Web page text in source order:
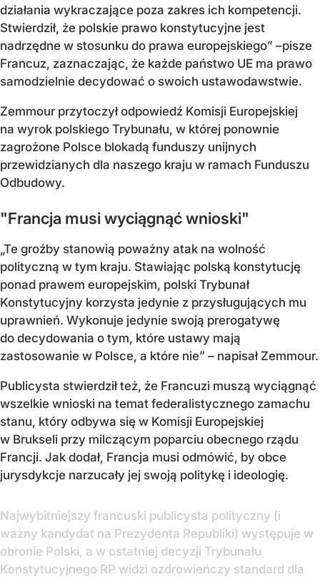
działania wykraczające poza zakres ich kompetencji.
Stwierdził, że polskie prawo konstytucyjne jest
nadrzędne w stosunku do prawa europejskiego” –pisze
Francuz, zaznaczając, że każde państwo UE ma prawo
samodzielnie decydować o swoich ustawodawstwie.
Zemmour przytoczył odpowiedź Komisji Europejskiej
na wyrok polskiego Trybunału, w której ponownie
zagrożone Polsce blokadą funduszy unijnych
przewidzianych dla naszego kraju w ramach Funduszu
Odbudowy.
"Francja musi wyciągnąć wnioski"
„Te groźby stanowią poważny atak na wolność
polityczną w tym kraju. Stawiając polską konstytucję
ponad prawem europejskim, polski Trybunał
Konstytucyjny korzysta jedynie z przysługujących mu
uprawnień. Wykonuje jedynie swoją prerogatywę
do decydowania o tym, które ustawy mają
zastosowanie w Polsce, a które nie” – napisał Zemmour.
Publicysta stwierdził też, że Francuzi muszą wyciągnąć
wszelkie wnioski na temat federalistycznego zamachu
stanu, który odbywa się w Komisji Europejskiej
w Brukseli przy milczącym poparciu obecnego rządu
Francji. Jak dodał, Francja musi odmówić, by obce
jurysdykcje narzucały jej swoją politykę i ideologię.
Najwybitniejszy francuski publicysta polityczny (i
ważny kandydat na Prezydenta Republiki) występuje w
obronie Polski, a w ostatniej decyzji Trybunału
Konstytucyjnego RP widzi ozdrowieńczy standard dla